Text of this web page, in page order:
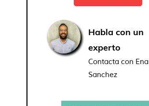
Habla con un
experto
Contacta con Ena
Sanchez